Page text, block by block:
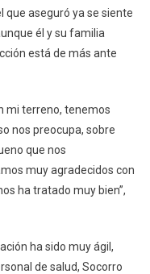
que aseguró ya se siente
él y su familia
está de más ante
mi terreno, tenemos
nos preocupa, sobre
que nos
muy agradecidos con
ha tratado muy bien”,
ha sido muy ágil,
de salud, Socorro